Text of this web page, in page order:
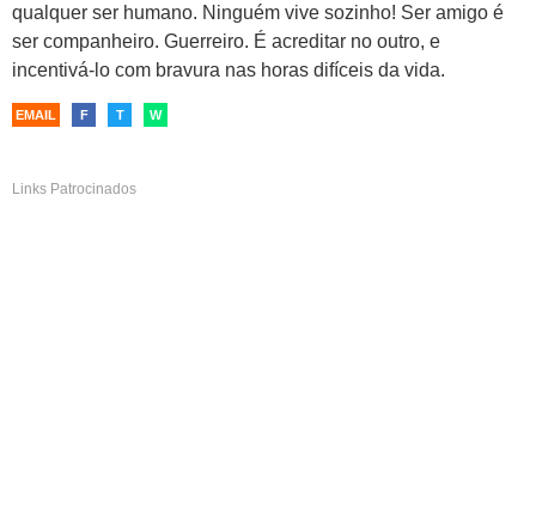
qualquer ser humano. Ninguém vive sozinho! Ser amigo é
ser companheiro. Guerreiro. É acreditar no outro, e
incentivá-lo com bravura nas horas difíceis da vida.
EMAIL F T W
Links Patrocinados